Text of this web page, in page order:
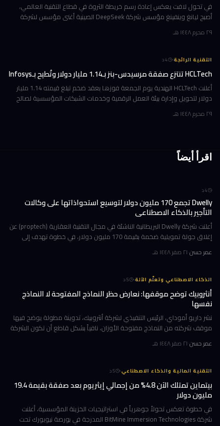
في تحول لافت يعكس إعادة رسم خريطة الثروة في قطاع التقنية العالمي،
أصبح ليانغ وينفينغ مؤسس شركة DeepSeek الصينية أغنى مؤسس لشركة
٢٩ محرم ١٤٤٨ هـ
التقنية الرائجة·
4د
HCLTech تنتزع صفقة مرسيدس-بنز بـ1.14 مليار دولار وتُطيح بـInfosys
أعلنت HCLTech الهندية يوم الجمعة فوزها بعقد ضخم تبلغ قيمته 1.14 مليار
دولار لتحويل وإدارة بيئة العمل الرقمية وخدمات الشبكات المؤسسية لصالح
٢٩ محرم ١٤٤٨ هـ
اقرأ أيضاً
4د
Dwelly تجمع 170 مليون دولار لتوسيع استحواذاتها على وكالات
التأجير بالذكاء الاصطناعي
أعلنت شركة Dwelly البريطانية الناشئة في مجال التقنية العقارية (proptech) عن
إغلاق جولة تمويلية ضخمة بقيمة 170 مليون دولار، في خطوة تهدف إلى
عمر حسن·٢١ صفر ١٤٤٨ هـ
الذكاء الاصطناعي وتعلّم الآلة·
5د
أنثروبيك توضح موقفها: نعارض حظر النماذج المفتوحة لا النماذج
نفسها
نشر داريو أموداي، الرئيس التنفيذي لشركة أنثروبيك، تدوينة مطولة يوضح فيها
موقف شركته من النماذج مفتوحة الأوزان، نافياً بشكل قاطع أن تكون الشركة
عمر حسن·٢١ صفر ١٤٤٨ هـ
التقنية المالية والذكاء الاصطناعي·
5د
بيتماين تمتلك الآن 4.8% من إجمالي إيثريوم بعد صفقة بقيمة 19.4
مليون دولار
في خطوة تعكس تحولاً جوهرياً في استراتيجيات الخزينة المؤسسية، أعلنت
شركة BitMine Immersion Technologies المدرجة في بورصة نيويورك تحت